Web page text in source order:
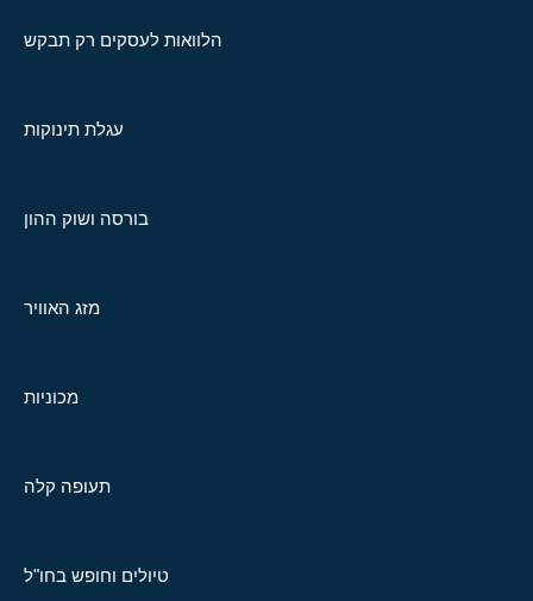
הלוואות לעסקים רק תבקש
עגלת תינוקות
בורסה ושוק ההון
מזג האוויר
מכוניות
תעופה קלה
טיולים וחופש בחו"ל